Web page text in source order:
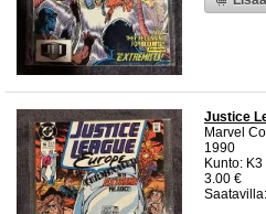
Justice
Marvel
1990
Kunto:
3.00 €